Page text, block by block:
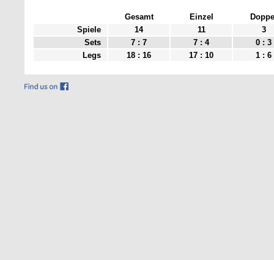
Gesamt Einzel
Spiele
14 11
3
Sets
7 : 7 7 : 4
0 : 3
Legs
18 : 16 17 : 10 1 : 6